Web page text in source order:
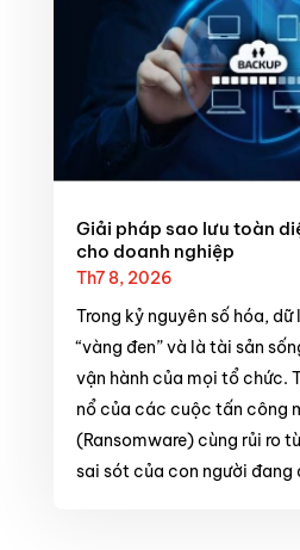
Giải pháp sao lưu toàn
cho doanh nghiệp
Th7 8, 2026
Trong kỷ nguyên số hóa,
“vàng đen” và là tài sản
vận hành của mọi tổ chức.
nổ của các cuộc tấn công
(Ransomware) cùng rủi ro
sai sót của con người đang